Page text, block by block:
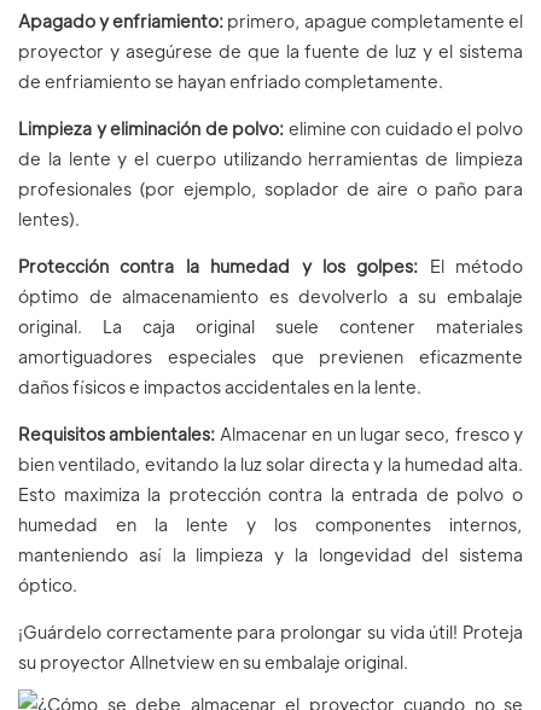
Apagado y enfriamiento: primero, apague completamente el
proyector y asegúrese de que la fuente de luz y el sistema
de enfriamiento se hayan enfriado completamente.
Limpieza y eliminación de polvo: elimine con cuidado el polvo
de la lente y el cuerpo utilizando herramientas de limpieza
profesionales (por ejemplo, soplador de aire o paño para
lentes).
Protección contra la humedad y los golpes: El método
óptimo de almacenamiento es devolverlo a su embalaje
original. La caja original suele contener materiales
amortiguadores especiales que previenen eficazmente
daños físicos e impactos accidentales en la lente.
Requisitos ambientales: Almacenar en un lugar seco, fresco y
bien ventilado, evitando la luz solar directa y la humedad alta.
Esto maximiza la protección contra la entrada de polvo o
humedad en la lente y los componentes internos,
manteniendo así la limpieza y la longevidad del sistema
óptico.
¡Guárdelo correctamente para prolongar su vida útil! Proteja
su proyector Allnetview en su embalaje original.